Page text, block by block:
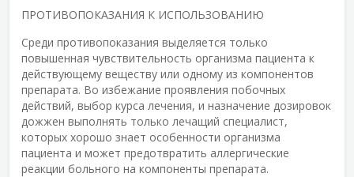
ПРОТИВОПОКАЗАНИЯ К ИСПОЛЬЗОВАНИЮ
Среди противопоказания выделяется только
повышенная чувствительность организма пациента к
действующему веществу или одному из компонентов
препарата. Во избежание проявления побочных
действий, выбор курса лечения, и назначение дозировок
дожжен выполнять только лечащий специалист,
которых хорошо знает особенности организма
пациента и может предотвратить аллергические
реакции больного на компоненты препарата.